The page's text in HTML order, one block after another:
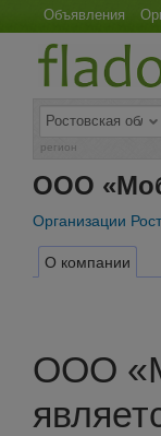
Объявления
регион
ООО
Организации
О компании
ООО